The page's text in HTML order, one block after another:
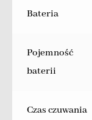
Bateria
Pojemność
baterii
Czas czuwania